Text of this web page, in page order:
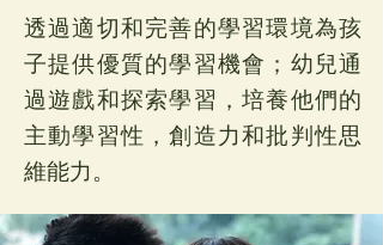
透過適切和完善的學習環境為孩
子提供優質的學習機會；幼兒通
過遊戲和探索學習，培養他們的
主動學習性，創造力和批判性思
維能力。